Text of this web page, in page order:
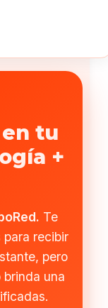
tu
+
Te
para recibir
pero
brinda una